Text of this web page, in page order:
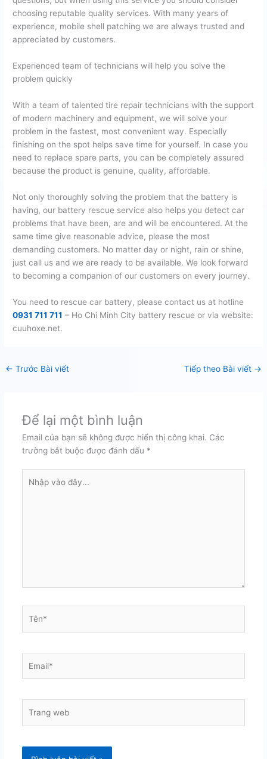
choosing reputable quality services. With many years of
experience, mobile shell patching we are always trusted and
appreciated by customers.
Experienced team of technicians will help you solve the
problem quickly
With a team of talented tire repair technicians with the support
of modern machinery and equipment, we will solve your
problem in the fastest, most convenient way. Especially
finishing on the spot helps save time for yourself. In case you
need to replace spare parts, you can be completely assured
because the product is genuine, quality, affordable.
Not only thoroughly solving the problem that the battery is
having, our battery rescue service also helps you detect car
problems that have been, are and will be encountered. At the
same time give reasonable advice, please the most
demanding customers. No matter day or night, rain or shine,
just call us and we are ready to be available. We look forward
to becoming a companion of our customers on every journey.
You need to rescue car battery, please contact us at hotline
0931 711 711 – Ho Chi Minh City battery rescue or via website:
cuuhoxe.net.
← Trước Bài viết Tiếp theo Bài viết →
Để lại một bình luận
Email của bạn sẽ không được hiển thị công khai. Các
trường bắt buộc được đánh dấu *
vào
web